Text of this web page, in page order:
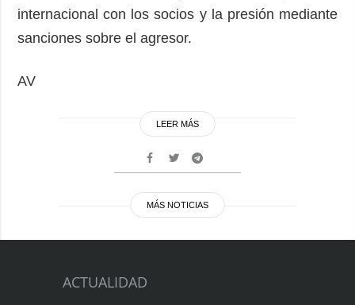
internacional con los socios y la presión mediante
sanciones sobre el agresor.
AV
LEER MÁS
MÁS NOTICIAS
ACTUALIDAD